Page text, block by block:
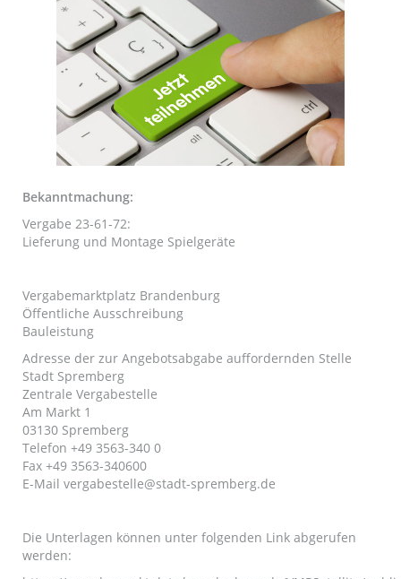
Bekanntmachung:
Vergabe 23-61-72:
Lieferung und Montage Spielgeräte
Vergabemarktplatz Brandenburg
Öffentliche Ausschreibung
Bauleistung
Adresse der zur Angebotsabgabe auffordernden Stelle
Stadt Spremberg
Zentrale Vergabestelle
Am Markt 1
03130 Spremberg
Telefon +49 3563-340 0
Fax +49 3563-340600
E-Mail vergabestelle@stadt-spremberg.de
Die Unterlagen können unter folgenden Link abgerufen
werden: